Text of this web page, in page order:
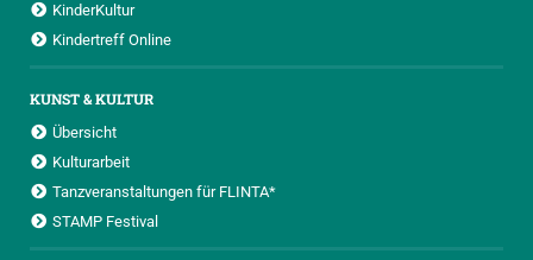
KinderKultur
Kindertreff Online
KUNST & KULTUR
Übersicht
Kulturarbeit
Tanzveranstaltungen für FLINTA*
STAMP Festival